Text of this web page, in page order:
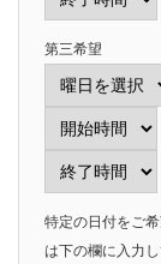
第三希望
特定の日付をご
は下の欄に入力